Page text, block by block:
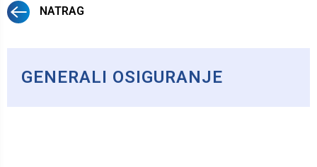
NATRAG
GENERALI OSIGURANJE